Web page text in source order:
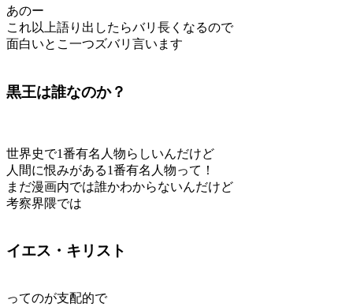
あのー
これ以上語り出したらバリ長くなるので
面白いとこ一つズバリ言います
黒王は誰なのか？
世界史で1番有名人物らしいんだけど
人間に恨みがある1番有名人物って！
まだ漫画内では誰かわからないんだけど
考察界隈では
イエス・キリスト
ってのが支配的で